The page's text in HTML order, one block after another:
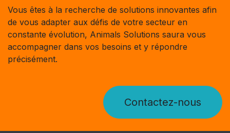
Vous êtes à la recherche de solutions innovantes afin
de vous adapter aux défis de votre secteur en
constante évolution, Animals Solutions saura vous
accompagner dans vos besoins et y répondre
précisément.
Contactez-nous